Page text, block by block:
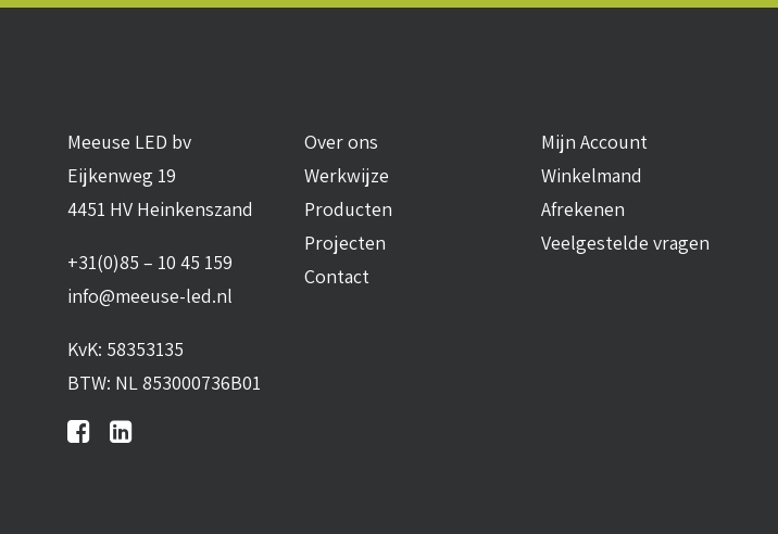
Meeuse LED bv
Eijkenweg 19
4451 HV Heinkenszand
+31(0)85 – 10 45 159
info@meeuse-led.nl
KvK: 58353135
BTW: NL 853000736B01
Over ons
Werkwijze
Producten
Projecten
Contact
Mijn Account
Winkelmand
Afrekenen
Veelgestelde vragen